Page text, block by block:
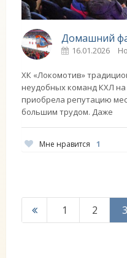
16.01.2026 Новости
ХК «Локомотив»
неудобных команд КХЛ
приобрела репутацию
большим трудом. Даже
Мне нравится 1
1 2 3